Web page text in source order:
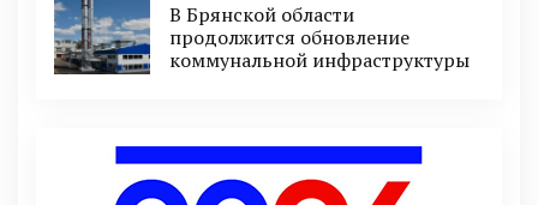
В Брянской области
продолжится обновление
коммунальной инфраструктуры